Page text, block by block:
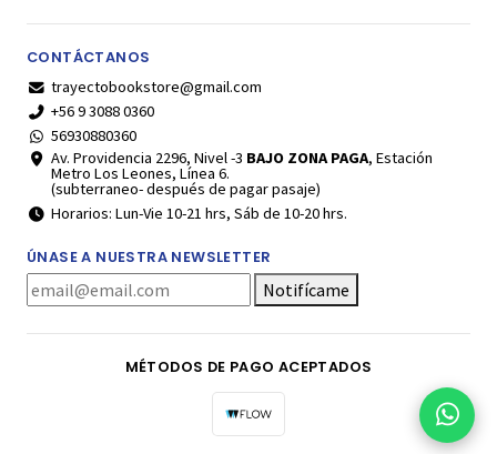
CONTÁCTANOS
trayectobookstore@gmail.com
+56 9 3088 0360
56930880360
Av. Providencia 2296, Nivel -3 BAJO ZONA PAGA, Estación
Metro Los Leones, Línea 6.
(subterraneo- después de pagar pasaje)
Horarios: Lun-Vie 10-21 hrs, Sáb de 10-20 hrs.
ÚNASE A NUESTRA NEWSLETTER
Notifícame
MÉTODOS DE PAGO ACEPTADOS